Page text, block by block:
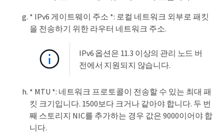
* IPv6 게이트웨이 주소 *: 로컬 네트워크 외부로 패킷
을 전송하기 위한 라우터 네트워크 주소.
IPv6 옵션은 11.3 이상의 관리 노드 버
전에서 지원되지 않습니다.
* MTU *: 네트워크 프로토콜이 전송할 수 있는 최대 패
킷 크기입니다. 1500보다 크거나 같아야 합니다. 두 번
째 스토리지 NIC를 추가하는 경우 값은 9000이어야 합
니다.